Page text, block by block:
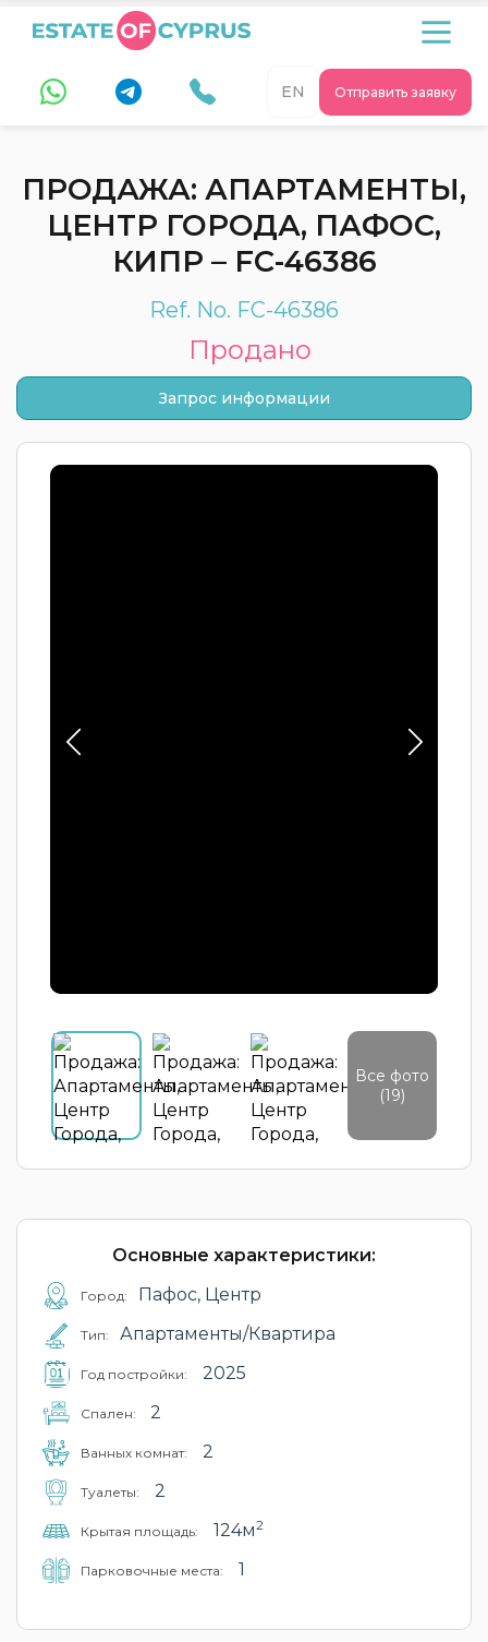
Отправить заявку
EN
ПРОДАЖА: АПАРТАМЕНТЫ,
ЦЕНТР ГОРОДА, ПАФОС,
КИПР – FC-46386
Ref. No. FC-46386
Продано
Запрос информации
Все фото
(19)
Основные характеристики:
Город: Пафос, Центр
Тип: Апартаменты/Квартира
Год постройки: 2025
Cпален: 2
Ванных комнат: 2
Туалеты: 2
Крытая площадь: 124м2
Парковочные места: 1